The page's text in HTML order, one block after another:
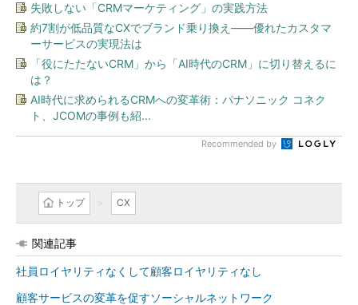
失敗しない「CRMマーケティング」の実践方法
約7割が低品質なCXでブランド乗り換え――優れたカスタマ
ーサービスの実現法は
「役にたたないCRM」から「AI時代のCRM」に切り替えるに
は？
AI時代に求められるCRMへの変革術：パナソニック コネク
ト、JCOMの事例も紹...
Recommended by
トップ CX
関連記事
社員ロイヤリティなくして顧客ロイヤリティなし
顧客サービスの変革を促すソーシャルネットワーク